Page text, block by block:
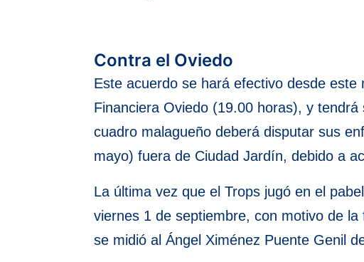
Contra el Oviedo
Este acuerdo se hará efectivo desde
Financiera Oviedo (19.00 horas), y
cuadro malagueño deberá disputar sus
mayo) fuera de Ciudad Jardín, debido a
La última vez que el Trops jugó en el
viernes 1 de septiembre, con motivo de
se midió al Ángel Ximénez Puente Genil